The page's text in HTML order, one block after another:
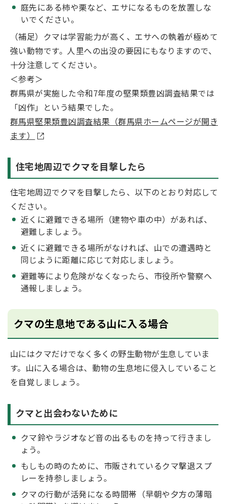
庭先にある柿や栗など、エサになるものを放置しな
いでください。
（補足）クマは学習能力が高く、エサへの執着が極めて
強い動物です。人里への出没の要因にもなりますので、
十分注意してください。
＜参考＞
群馬県が実施した令和7年度の堅果類豊凶調査結果では
「凶作」という結果でした。
群馬県堅果類豊凶調査結果（群馬県ホームページが開き
ます）
住宅地周辺でクマを目撃したら
住宅地周辺でクマを目撃したら、以下のとおり対応して
ください。
近くに避難できる場所（建物や車の中）があれば、
避難しましょう。
近くに避難できる場所がなければ、山での遭遇時と
同じように距離に応じて対応しましょう。
避難等により危険がなくなったら、市役所や警察へ
通報しましょう。
クマの生息地である山に入る場合
山にはクマだけでなく多くの野生動物が生息していま
す。山に入る場合は、動物の生息地に侵入していること
を自覚しましょう。
クマと出会わないために
クマ鈴やラジオなど音の出るものを持って行きまし
ょう。
もしもの時のために、市販されているクマ撃退スプ
レーを持参しましょう。
クマの行動が活発になる時間帯（早朝や夕方の薄暗